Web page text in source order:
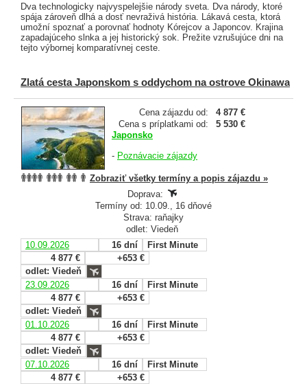
Dva technologicky najvyspelejšie národy sveta. Dva národy, ktoré
spája zároveň dlhá a dosť nevraživá história. Lákavá cesta, ktorá
umožní spoznať a porovnať hodnoty Kórejcov a Japoncov. Krajina
zapadajúceho slnka a jej historický sok. Prežite vzrušujúce dni na
tejto výbornej komparatívnej ceste.
Zlatá cesta Japonskom s oddychom na ostrove Okinawa
Cena zájazdu od:
4 877 €
Cena s príplatkami od:
5 530 €
Japonsko
- Poznávacie zájazdy
Zobraziť všetky termíny a popis zájazdu »
Doprava:
Termíny od: 10.09., 16 dňové
Strava: raňajky
odlet: Viedeň
10.09.2026
16 dní
First Minute
4 877 €
+653 €
odlet: Viedeň
23.09.2026
16 dní
First Minute
4 877 €
+653 €
odlet: Viedeň
01.10.2026
16 dní
First Minute
4 877 €
+653 €
odlet: Viedeň
07.10.2026
16 dní
First Minute
4 877 €
+653 €